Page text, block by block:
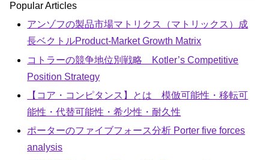
Popular Articles
アンゾフの製品市場マトリクス（マトリックス）成
長ベクトルProduct-Market Growth Matrix
コトラーの競争地位別戦略 Kotler’s Competitive
Position Strategy
【コア・コンピタンス】とは 模倣可能性・移転可
能性・代替可能性・希少性・耐久性
ポーターのファイブフォース分析 Porter five forces
analysis